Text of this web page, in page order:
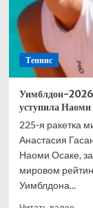
Теннис
Уимблдон-
уступила Наоми
225-я ракетка
Анастасия
Наоми Осаке,
мировом
Уимблдона...